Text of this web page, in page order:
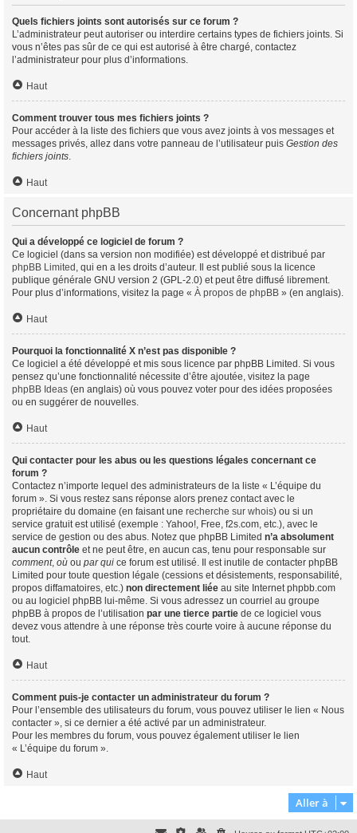
Quels fichiers joints sont autorisés sur ce forum ?
L’administrateur peut autoriser ou interdire certains types de fichiers joints. Si
vous n’êtes pas sûr de ce qui est autorisé à être chargé, contactez
l’administrateur pour plus d’informations.
Haut
Comment trouver tous mes fichiers joints ?
Pour accéder à la liste des fichiers que vous avez joints à vos messages et
messages privés, allez dans votre panneau de l’utilisateur puis Gestion des
fichiers joints.
Haut
Concernant phpBB
Qui a développé ce logiciel de forum ?
Ce logiciel (dans sa version non modifiée) est développé et distribué par
phpBB Limited , qui en a les droits d’auteur. Il est publié sous la licence
publique générale GNU version 2 (GPL-2.0) et peut être diffusé librement.
Pour plus d’informations, visitez la page « À propos de phpBB » (en anglais).
Haut
Pourquoi la fonctionnalité X n’est pas disponible ?
Ce logiciel a été développé et mis sous licence par phpBB Limited. Si vous
pensez qu’une fonctionnalité nécessite d’être ajoutée, visitez la page
phpBB Ideas (en anglais) où vous pouvez voter pour des idées proposées
ou en suggérer de nouvelles.
Haut
Qui contacter pour les abus ou les questions légales concernant ce
forum ?
Contactez n’importe lequel des administrateurs de la liste « L’équipe du
forum ». Si vous restez sans réponse alors prenez contact avec le
propriétaire du domaine (en faisant une recherche sur whois) ou si un
service gratuit est utilisé (exemple : Yahoo!, Free, f2s.com, etc.), avec le
service de gestion ou des abus. Notez que phpBB Limited n’a absolument
aucun contrôle et ne peut être, en aucun cas, tenu pour responsable sur
comment, où ou par qui ce forum est utilisé. Il est inutile de contacter phpBB
Limited pour toute question légale (cessions et désistements, responsabilité,
propos diffamatoires, etc.) non directement liée au site Internet phpbb.com
ou au logiciel phpBB lui-même. Si vous adressez un courriel au groupe
phpBB à propos de l’utilisation par une tierce partie de ce logiciel vous
devez vous attendre à une réponse très courte voire à aucune réponse du
tout.
Haut
Comment puis-je contacter un administrateur du forum ?
Pour l’ensemble des utilisateurs du forum, vous pouvez utiliser le lien « Nous
contacter », si ce dernier a été activé par un administrateur.
Pour les membres du forum, vous pouvez également utiliser le lien
« L’équipe du forum ».
Haut
Aller à